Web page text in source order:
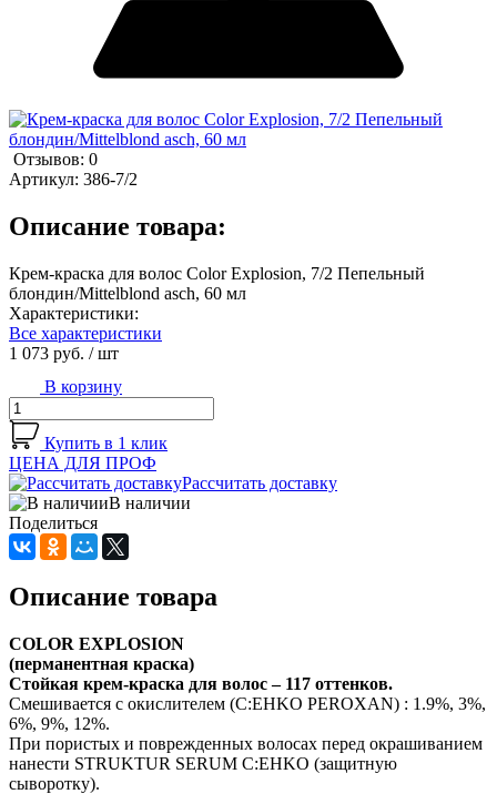
Отзывов: 0
Артикул: 386-7/2
Описание товара:
Крем-краска для волос Color Explosion, 7/2 Пепельный
блондин/Mittelblond asch, 60 мл
Характеристики:
Все характеристики
1 073 руб. / шт
В корзину
Купить в 1 клик
ЦЕНА ДЛЯ ПРОФ
Рассчитать доставку
В наличии
Поделиться
Описание товара
COLOR EXPLOSION
(перманентная краска)
Стойкая крем-краска для волос – 117 оттенков.
Смешивается с окислителем (C:EHKO PEROXAN) : 1.9%, 3%,
6%, 9%, 12%.
При пористых и поврежденных волосах перед окрашиванием
нанести STRUKTUR SERUM C:EHKO (защитную
сыворотку).